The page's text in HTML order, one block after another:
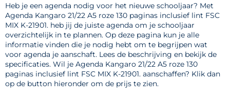
Heb je een agenda nodig voor het nieuwe schooljaar? Met
Agenda Kangaro 21/22 A5 roze 130 paginas inclusief lint FSC
MIX K-21901. heb jij de juiste agenda om je schooljaar
overzichtelijk in te plannen. Op deze pagina kun je alle
informatie vinden die je nodig hebt om te begrijpen wat
voor agenda je aanschaft. Lees de beschrijving en bekijk de
specificaties. Wil je Agenda Kangaro 21/22 A5 roze 130
paginas inclusief lint FSC MIX K-21901. aanschaffen? Klik dan
op de button hieronder om de prijs te zien.